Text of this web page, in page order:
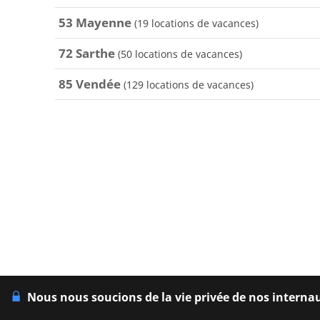
53 Mayenne (19 locations de vacances)
72 Sarthe (50 locations de vacances)
85 Vendée (129 locations de vacances)
Nous nous soucions de la vie privée de nos